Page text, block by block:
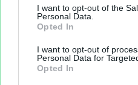
I want to opt-out of the
Personal Data.
Opted In
I want to opt-out of
Personal Data for
Opted In
et sans inscription,
d'archiver facilement
et Openoffice.